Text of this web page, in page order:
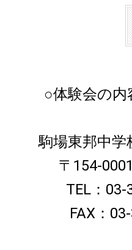
○体験会の
駒場東邦中学
〒154-0001
TEL：03-
FAX：03-